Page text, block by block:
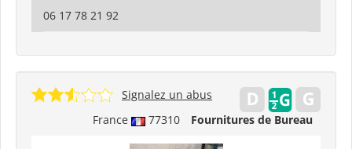
06 17 78 21 92
France 77310 Fournitures de Bureau
Signalez un abus